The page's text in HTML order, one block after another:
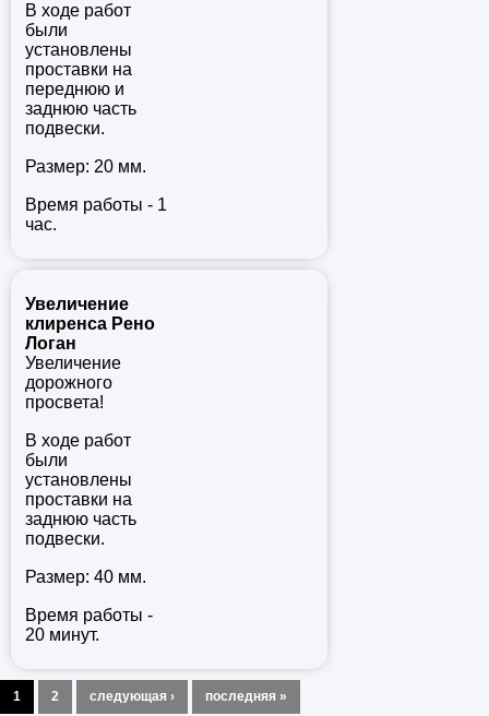
В ходе работ
были
установлены
проставки на
переднюю и
заднюю часть
подвески.
Размер: 20 мм.
Время работы - 1
час.
Увеличение
клиренса Рено
Логан
Увеличение
дорожного
просвета!
В ходе работ
были
установлены
проставки на
заднюю часть
подвески.
Размер: 40 мм.
Время работы -
20 минут.
Страницы
1 2 следующая › последняя »